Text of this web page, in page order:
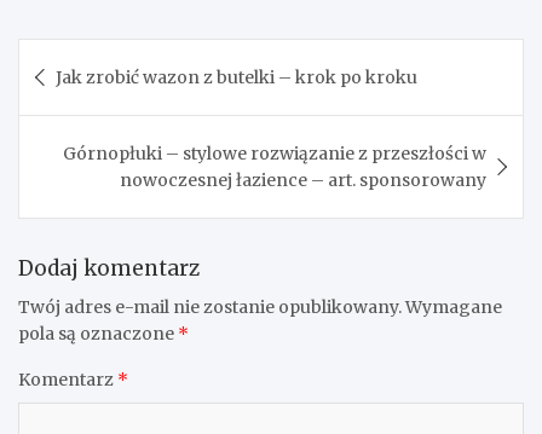
wpisu
Jak zrobić wazon z butelki – krok po kroku
Górnopłuki – stylowe rozwiązanie z przeszłości w
nowoczesnej łazience – art. sponsorowany
Dodaj komentarz
Twój adres e-mail nie zostanie opublikowany.Wymagane
pola są oznaczone *
Komentarz *